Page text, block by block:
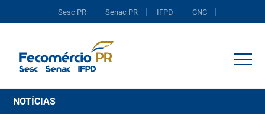
Sesc PR Senac PR IFPD CNC
NOTÍCIAS